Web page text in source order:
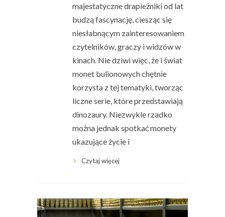
majestatyczne drapieżniki od lat
budzą fascynację, ciesząc się
niesłabnącym zainteresowaniem
czytelników, graczy i widzów w
kinach. Nie dziwi więc, że i świat
monet bulionowych chętnie
korzysta z tej tematyki, tworząc
liczne serie, które przedstawiają
dinozaury. Niezwykle rzadko
można jednak spotkać monety
ukazujące życie i
Czytaj więcej